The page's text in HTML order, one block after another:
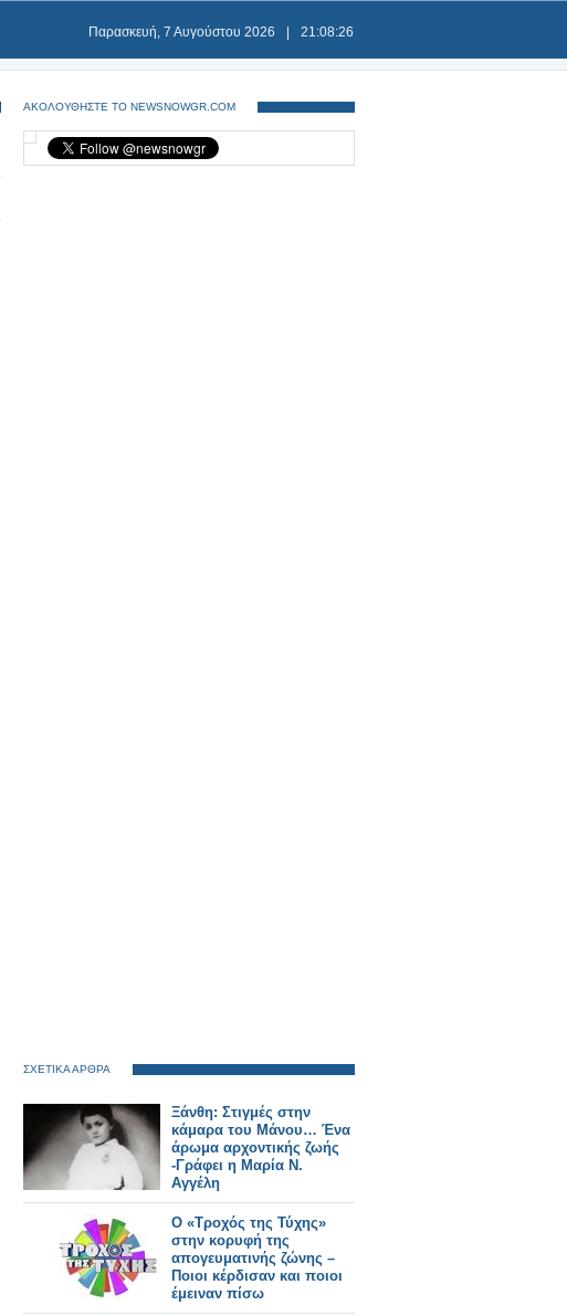
Παρασκευή, 7 Αυγούστου 2026 21:08:26
ΑΚΟΛΟΥΘΗΣΤΕ ΤΟ NEWSNOWGR.COM
ΣΧΕΤΙΚΑ ΑΡΘΡΑ
Ξάνθη: Στιγμές στην
κάμαρα του Μάνου… Ένα
άρωμα αρχοντικής ζωής
-Γράφει η Μαρία Ν.
Αγγέλη
Ο «Τροχός της Τύχης»
στην κορυφή της
απογευματινής ζώνης –
Ποιοι κέρδισαν και ποιοι
έμειναν πίσω